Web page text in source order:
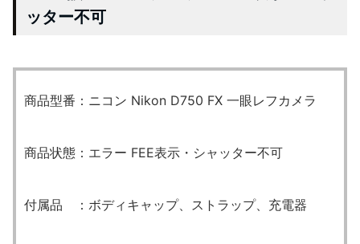
ッター不可
商品型番：ニコン Nikon D750 FX 一眼レフカメラ
商品状態：エラー FEE表示・シャッター不可
付属品 ：ボディキャップ、ストラップ、充電器